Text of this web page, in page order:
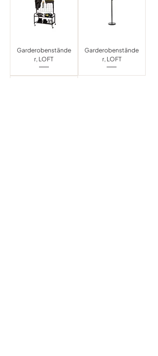
Garderobenstände
r, LOFT
Garderobenstände
r, LOFT